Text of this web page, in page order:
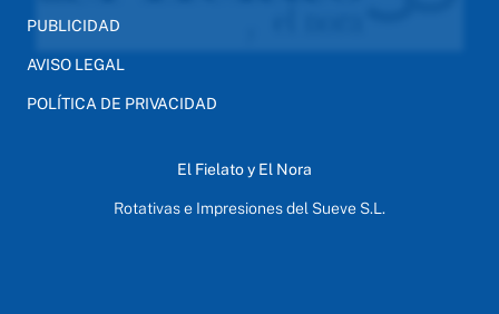
PUBLICIDAD
AVISO LEGAL
POLÍTICA DE PRIVACIDAD
El Fielato y El Nora
Rotativas e Impresiones del Sueve S.L.